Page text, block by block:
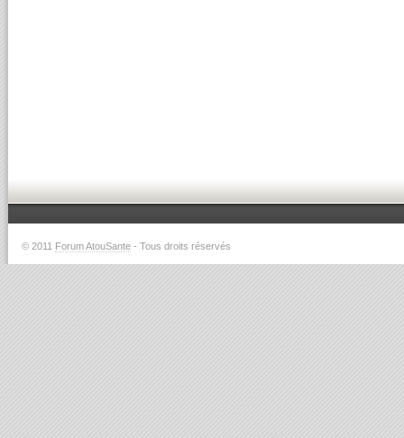
© 2011 Forum AtouSante - Tous droits réservés